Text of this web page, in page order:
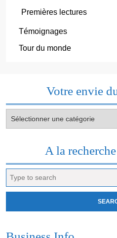
Premières lectures
Témoignages
Tour du monde
Votre envie
envie
A la
for: